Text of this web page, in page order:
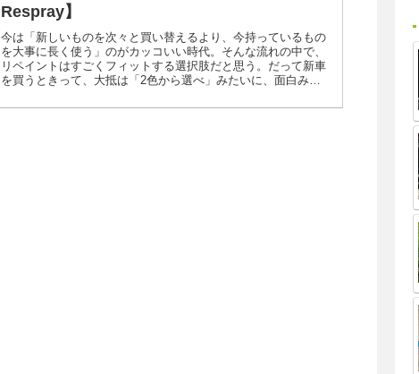
Respray】
今は「新しいものを次々と買い替えるより、今持っているもの
を大事に長く使う」のがカッコいい時代。そんな流れの中で、
リペイントはすごくフィットする選択肢だと思う。だって新車
を買うときって、大抵は「2色から選べ」みたいに、面白みの
を好きな色に塗り替えてあげるほうが断然イケてる。結論、新